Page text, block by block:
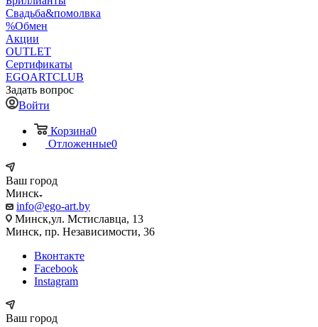
Свадьба&помолвка
%Обмен
Акции
OUTLET
Сертификаты
EGOARTCLUB
Задать вопрос
Войти
Корзина0
Отложенные0
Ваш город
Минск
info@ego-art.by
Минск,ул. Мстиславца, 13
Минск, пр. Независимости, 36
Вконтакте
Facebook
Instagram
Ваш город